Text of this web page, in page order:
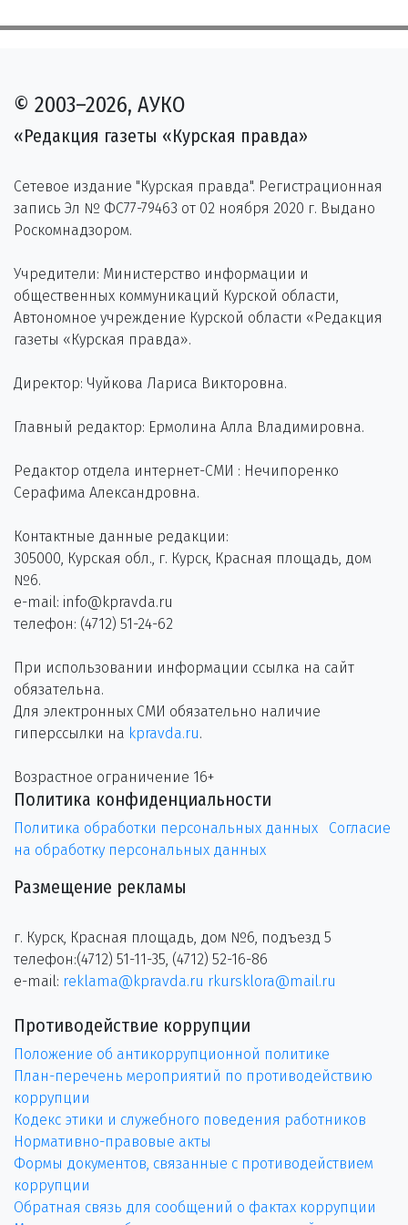
© 2003–2026, АУКО
«Редакция газеты «Курская правда»
Сетевое издание "Курская правда". Регистрационная
запись Эл № ФС77-79463 от 02 ноября 2020 г. Выдано
Роскомнадзором.
Учредители: Министерство информации и
общественных коммуникаций Курской области,
Автономное учреждение Курской области «Редакция
газеты «Курская правда».
Директор: Чуйкова Лариса Викторовна.
Главный редактор: Ермолина Алла Владимировна.
Редактор отдела интернет-СМИ : Нечипоренко
Серафима Александровна.
Контактные данные редакции:
305000, Курская обл., г. Курск, Красная площадь, дом
№6.
e-mail: info@kpravda.ru
телефон: (4712) 51-24-62
При использовании информации ссылка на сайт
обязательна.
Для электронных СМИ обязательно наличие
гиперссылки на kpravda.ru.
Возрастное ограничение 16+
Политика конфиденциальности
Политика обработки персональных данных
Согласие
на обработку персональных данных
Размещение рекламы
г. Курск, Красная площадь, дом №6, подъезд 5
телефон:(4712) 51-11-35, (4712) 52-16-86
e-mail: reklama@kpravda.ru rkursklora@mail.ru
Противодействие коррупции
Положение об антикоррупционной политике
План-перечень мероприятий по противодействию
коррупции
Кодекс этики и служебного поведения работников
Нормативно-правовые акты
Формы документов, связанные с противодействием
коррупции
Обратная связь для сообщений о фактах коррупции